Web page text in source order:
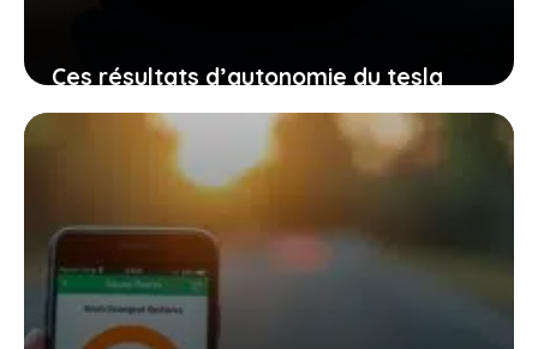
Ces résultats d’autonomie du tesla
model y qui montrent que le
constructeur a été trop modeste
22 décembre 2025